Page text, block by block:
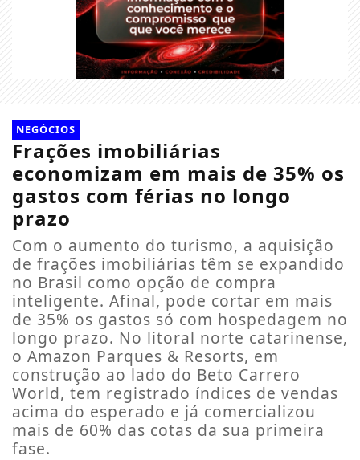
NEGÓCIOS
Frações imobiliárias
economizam em mais de 35% os
gastos com férias no longo
prazo
Com o aumento do turismo, a aquisição
de frações imobiliárias têm se expandido
no Brasil como opção de compra
inteligente. Afinal, pode cortar em mais
de 35% os gastos só com hospedagem no
longo prazo. No litoral norte catarinense,
o Amazon Parques & Resorts, em
construção ao lado do Beto Carrero
World, tem registrado índices de vendas
acima do esperado e já comercializou
mais de 60% das cotas da sua primeira
fase.